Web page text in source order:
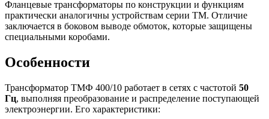
Фланцевые трансформаторы по конструкции и функциям
практически аналогичны устройствам серии ТМ. Отличие
заключается в боковом выводе обмоток, которые защищены
специальными коробами.
Особенности
Трансформатор ТМФ 400/10 работает в сетях с частотой 50
Гц, выполняя преобразование и распределение поступающей
электроэнергии. Его характеристики: